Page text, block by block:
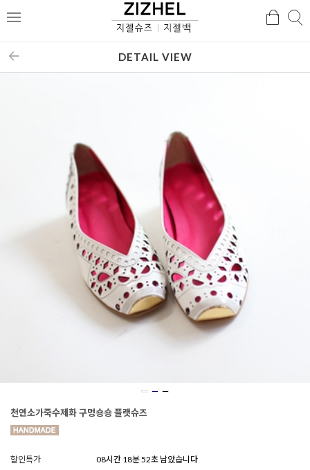
메
검
DETAIL VIEW
천연소가죽수제화 구멍숑숑 플랫슈즈
할인특가
08시간 18분 50초 남았습니다